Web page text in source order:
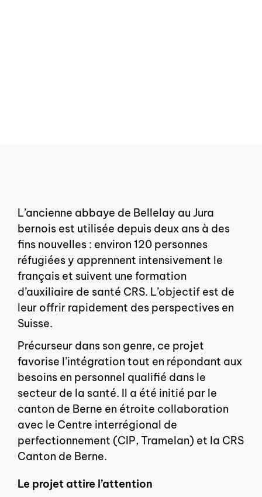
L’ancienne abbaye de Bellelay au Jura
bernois est utilisée depuis deux ans à des
fins nouvelles : environ 120 personnes
réfugiées y apprennent intensivement le
français et suivent une formation
d’auxiliaire de santé CRS. L’objectif est de
leur offrir rapidement des perspectives en
Suisse.
Précurseur dans son genre, ce projet
favorise l’intégration tout en répondant aux
besoins en personnel qualifié dans le
secteur de la santé. Il a été initié par le
canton de Berne en étroite collaboration
avec le Centre interrégional de
perfectionnement (CIP, Tramelan) et la CRS
Canton de Berne.
Le projet attire l’attention